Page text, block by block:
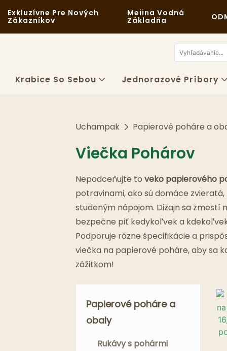
Exkluzívne Pre Nových
Zákazníkov
Meiina Vodná
Základňa
Krabice So Sebou Jednorazové Príbory
Uchampak Papierové poháre a
Viečka Pohárov
Nepodceňujte toveko papierového
potravinami, ako sú domáce
studeným nápojom. Dizajn sa zmestí
bezpečne piť kedykoľvek a
Podporuje rôzne špecifikácie a
viečka na papierové poháre, aby sa
zážitkom!
Papierové poháre a
obaly
Rukávy s pohármi